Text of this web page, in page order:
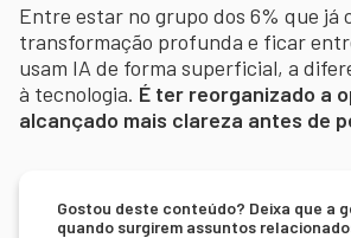
Entre estar no grupo dos 6% que já
transformação profunda e ficar
usam IA de forma superficial, a
à tecnologia. É ter reorganizado a
alcançado mais clareza antes de
Gostou deste conteúdo? Deixa que a
quando surgirem assuntos